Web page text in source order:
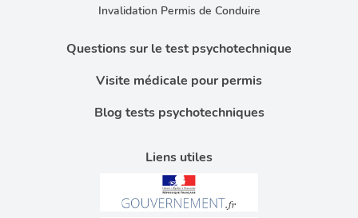
Liens utiles
Invalidation Permis de Conduire
Questions sur le test psychotechnique
Visite médicale pour permis
Blog tests psychotechniques